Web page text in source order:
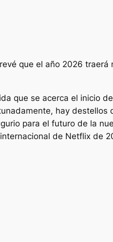
que el año 2026 traerá
que se acerca el inicio
hay destellos
para el futuro de la
de Netflix de